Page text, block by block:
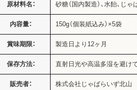
原材料名： 砂糖（国内製造）、水飴、じ
内容量： 150g（個装紙込み）×5袋
賞味期限： 製造日より12ヶ月
保存方法： 直射日光や高温多湿を避け
販売者： 株式会社じゃばらいず北山